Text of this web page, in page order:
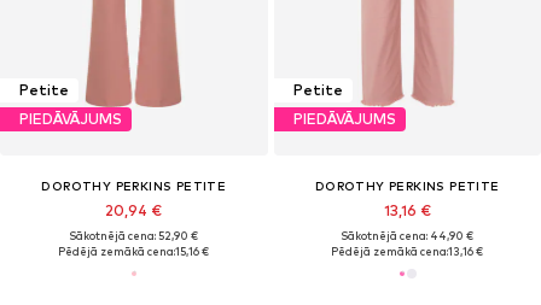
Petite
PIEDĀVĀJUMS
DOROTHY PERKINS PETITE
20,94 €
Sākotnējā cena: 52,90 €
Pēdējā zemākā cena:15,16 €
Petite
PIEDĀVĀJUMS
DOROTHY PERKINS PETITE
13,16 €
Sākotnējā cena: 44,90 €
Pēdējā zemākā cena:13,16 €